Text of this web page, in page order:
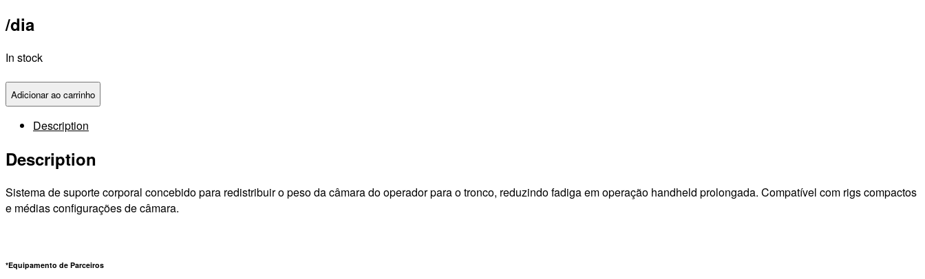
/dia
In stock
Adicionar ao carrinho
Description
Description
Sistema de suporte corporal concebido para redistribuir o peso da câmara do operador para o tronco, reduzindo fadiga em operação handheld prolongada. Compatível com rigs compactos
e médias configurações de câmara.
*Equipamento de Parceiros